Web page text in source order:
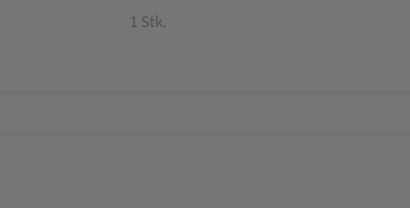
1 Stk.